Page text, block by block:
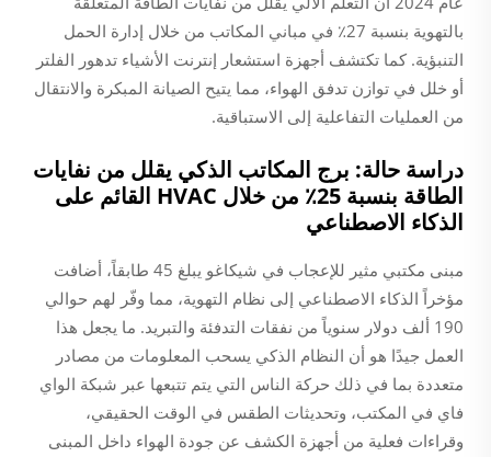
بالتهوية بنسبة 27٪ في مباني المكاتب من خلال إدارة الحمل
التنبؤية. كما تكتشف أجهزة استشعار إنترنت الأشياء تدهور الفلتر
أو خلل في توازن تدفق الهواء، مما يتيح الصيانة المبكرة والانتقال
من العمليات التفاعلية إلى الاستباقية.
دراسة حالة: برج المكاتب الذكي يقلل من نفايات
الطاقة بنسبة 25٪ من خلال HVAC القائم على
الذكاء الاصطناعي
مبنى مكتبي مثير للإعجاب في شيكاغو يبلغ 45 طابقاً، أضافت
مؤخراً الذكاء الاصطناعي إلى نظام التهوية، مما وفّر لهم حوالي
190 ألف دولار سنوياً من نفقات التدفئة والتبريد. ما يجعل هذا
العمل جيدًا هو أن النظام الذكي يسحب المعلومات من مصادر
متعددة بما في ذلك حركة الناس التي يتم تتبعها عبر شبكة الواي
فاي في المكتب، وتحديثات الطقس في الوقت الحقيقي،
وقراءات فعلية من أجهزة الكشف عن جودة الهواء داخل المبنى